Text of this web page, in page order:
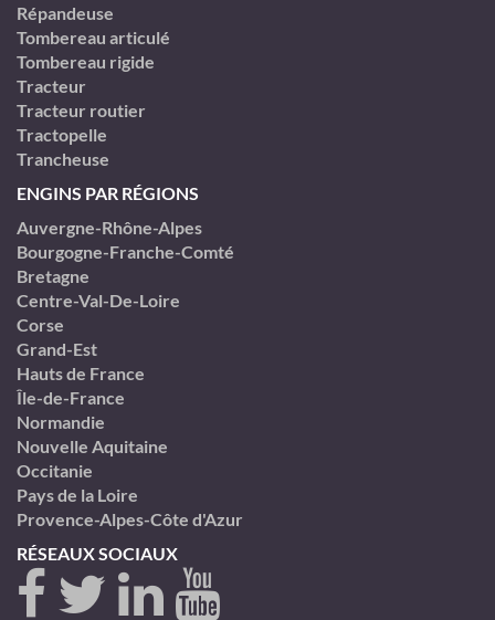
Répandeuse
Tombereau articulé
Tombereau rigide
Tracteur
Tracteur routier
Tractopelle
Trancheuse
ENGINS PAR RÉGIONS
Auvergne-Rhône-Alpes
Bourgogne-Franche-Comté
Bretagne
Centre-Val-De-Loire
Corse
Grand-Est
Hauts de France
Île-de-France
Normandie
Nouvelle Aquitaine
Occitanie
Pays de la Loire
Provence-Alpes-Côte d'Azur
RÉSEAUX SOCIAUX